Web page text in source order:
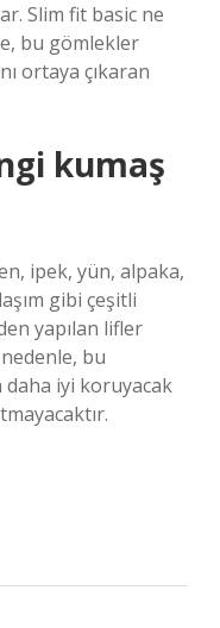
Slim fit basic ne
bu gömlekler
ortaya çıkaran
kumaş
ipek, yün, alpaka,
gibi çeşitli
yapılan lifler
bu
daha iyi koruyacak